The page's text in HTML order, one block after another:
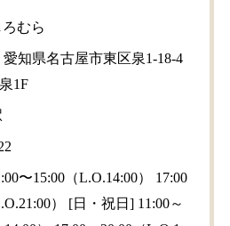
むら
愛知県名古屋市東区泉1-18-4
1F
〜15:00（L.O.14:00） 17:00
） [日・祝日] 11:00～